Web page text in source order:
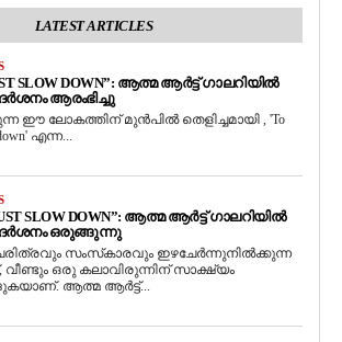
LATEST ARTICLES
SLOW DOWN”: ആത്മ ആർട്ട് ഗാലറിയിൽ
ആരംഭിച്ചു
ഈ ലോകത്തിന് മുൻപിൽ തെളിച്ചമായി , 'To
down' എന്ന...
SLOW DOWN”: ആത്മ ആർട്ട് ഗാലറിയിൽ
ഒരുങ്ങുന്നു
ചരിത്രവും സംസ്‌കാരവും ഇഴചേർന്നുനിൽക്കുന്ന
വീണ്ടും ഒരു കലാവിരുന്നിന് സാക്ഷ്യം
ആത്മ ആർട്ട്...